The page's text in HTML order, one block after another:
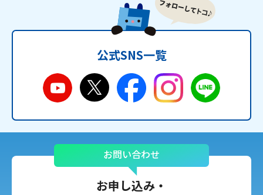
公式SNS一覧
お問い合わせ
お申し込み・